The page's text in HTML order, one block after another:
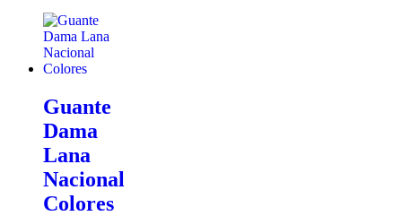
Guante
Dama
Lana
Nacional
Colores